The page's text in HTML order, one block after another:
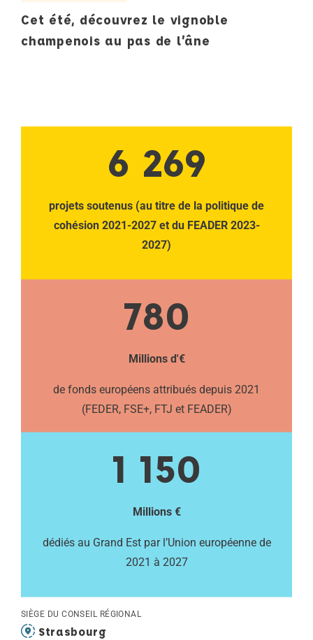
Cet été, découvrez le vignoble
champenois au pas de l’âne
6 269
projets soutenus (au titre de la politique de
cohésion 2021-2027 et du FEADER 2023-
2027)
780
Millions d'€
de fonds européens attribués depuis 2021
(FEDER, FSE+, FTJ et FEADER)
1 150
Millions €
dédiés au Grand Est par l’Union européenne de
2021 à 2027
SIÈGE DU CONSEIL RÉGIONAL
Strasbourg